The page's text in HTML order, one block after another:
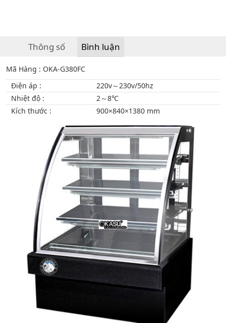
Thông số Bình luận
Mã Hàng : OKA-G380FC
Điện áp :
220v～230v/50hz
Nhiệt độ :
2～8℃
Kích thước :
900×840×1380 mm